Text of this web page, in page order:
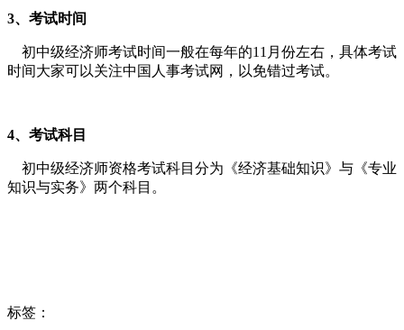
3、考试时间
初中级经济师考试时间一般在每年的11月份左右，具体考试
时间大家可以关注中国人事考试网，以免错过考试。
4、考试科目
初中级经济师资格考试科目分为《经济基础知识》与《专业
知识与实务》两个科目。
标签：